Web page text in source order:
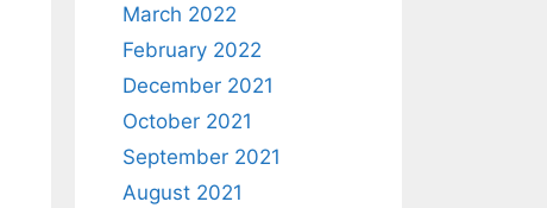
March 2022
February 2022
December 2021
October 2021
September 2021
August 2021